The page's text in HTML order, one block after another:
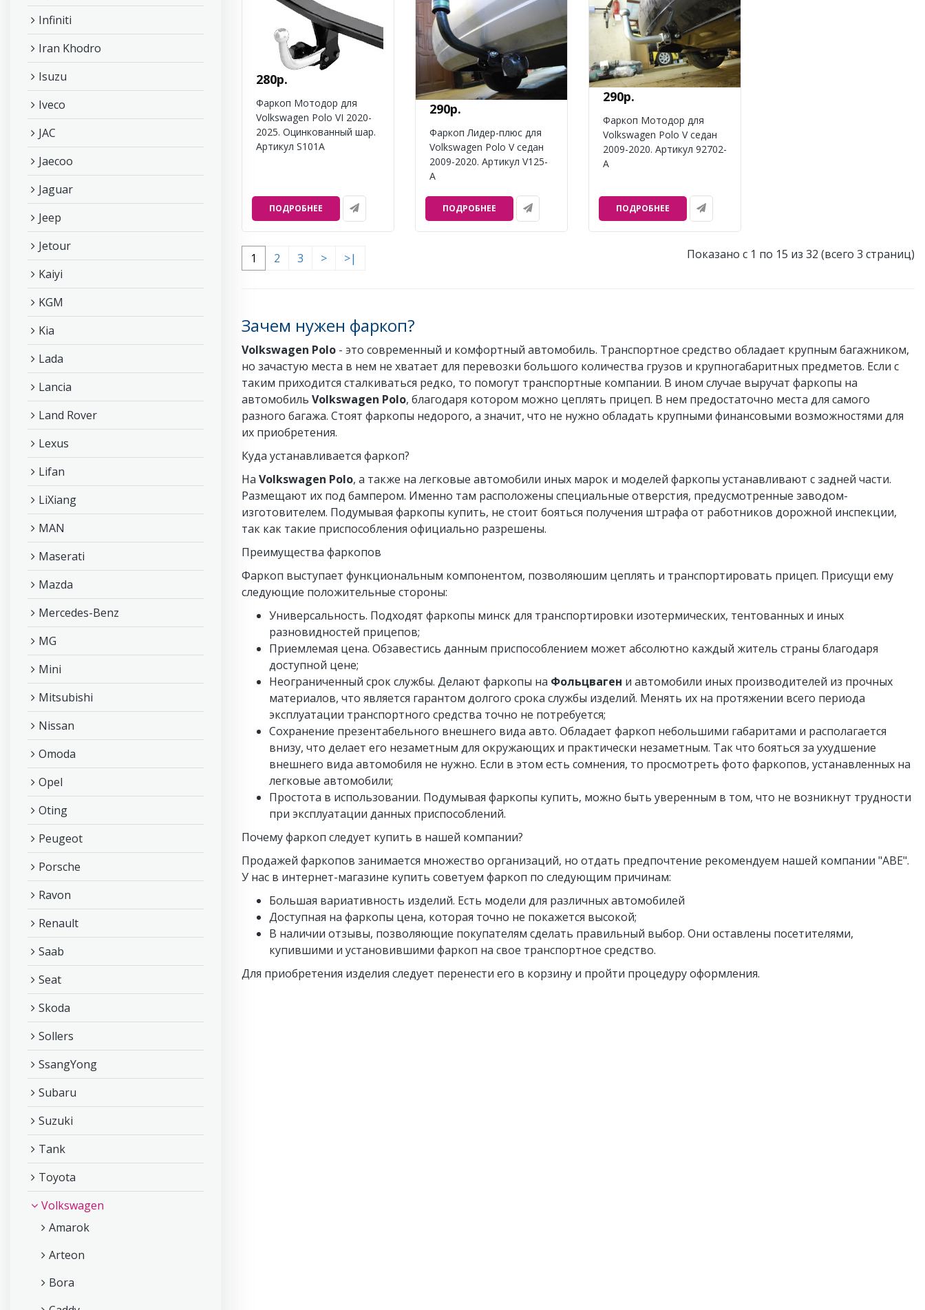
Infiniti
Iran Khodro
Isuzu
Iveco
JAC
Jaecoo
Jaguar
Jeep
Jetour
Kaiyi
KGM
Kia
Lada
Lancia
Land Rover
Lexus
Lifan
LiXiang
MAN
Maserati
Mazda
Mercedes-Benz
MG
Mini
Mitsubishi
Nissan
Omoda
Opel
Oting
Peugeot
Porsche
Ravon
Renault
Saab
Seat
Skoda
Sollers
SsangYong
Subaru
Suzuki
Tank
Toyota
Volkswagen
Amarok
Arteon
Bora
280р.
Фаркоп Мотодор для
Volkswagen Polo VI 2020-
2025. Оцинкованный шар.
Артикул S101A
ПОДРОБНЕЕ
290р.
Фаркоп Лидер-плюс для
Volkswagen Polo V седан
2009-2020. Артикул V125-
A
ПОДРОБНЕЕ
290р.
Фаркоп Мотодор для
Volkswagen Polo V седан
2009-2020. Артикул 92702-
A
ПОДРОБНЕЕ
1 2 3 > >| Показано с 1 по 15 из 32 (всего 3 страниц)
Зачем нужен фаркоп?
Volkswagen Polo - это современный и комфортный автомобиль. Транспортное средство обладает крупным багажником,
но зачастую места в нем не хватает для перевозки большого количества грузов и крупногабаритных предметов. Если с
таким приходится сталкиваться редко, то помогут транспортные компании. В ином случае выручат фаркопы на
автомобиль Volkswagen Polo, благодаря котором можно цеплять прицеп. В нем предостаточно места для самого
разного багажа. Стоят фаркопы недорого, а значит, что не нужно обладать крупными финансовыми возможностями для
их приобретения.
Куда устанавливается фаркоп?
На Volkswagen Polo, а также на легковые автомобили иных марок и моделей фаркопы устанавливают с задней части.
Размещают их под бампером. Именно там расположены специальные отверстия, предусмотренные заводом-
изготовителем. Подумывая фаркопы купить, не стоит бояться получения штрафа от работников дорожной инспекции,
так как такие приспособления официально разрешены.
Преимущества фаркопов
Фаркоп выступает функциональным компонентом, позволяюшим цеплять и транспортировать прицеп. Присущи ему
следующие положительные стороны:
Универсальность. Подходят фаркопы минск для транспортировки изотермических, тентованных и иных
разновидностей прицепов;
Приемлемая цена. Обзавестись данным приспособлением может абсолютно каждый житель страны благодаря
доступной цене;
Неограниченный срок службы. Делают фаркопы на Фольцваген и автомобили иных производителей из прочных
материалов, что является гарантом долгого срока службы изделий. Менять их на протяжении всего периода
эксплуатации транспортного средства точно не потребуется;
Сохранение презентабельного внешнего вида авто. Обладает фаркоп небольшими габаритами и располагается
внизу, что делает его незаметным для окружающих и практически незаметным. Так что бояться за ухудшение
внешнего вида автомобиля не нужно. Если в этом есть сомнения, то просмотреть фото фаркопов, устанавленных на
легковые автомобили;
Простота в использовании. Подумывая фаркопы купить, можно быть уверенным в том, что не возникнут трудности
при эксплуатации данных приспособлений.
Почему фаркоп следует купить в нашей компании?
Продажей фаркопов занимается множество организаций, но отдать предпочтение рекомендуем нашей компании "ABE".
У нас в интернет-магазине купить советуем фаркоп по следующим причинам:
Большая вариативность изделий. Есть модели для различных автомобилей
Доступная на фаркопы цена, которая точно не покажется высокой;
В наличии отзывы, позволяющие покупателям сделать правильный выбор. Они оставлены посетителями,
купившими и установившими фаркоп на свое транспортное средство.
Для приобретения изделия следует перенести его в корзину и пройти процедуру оформления.